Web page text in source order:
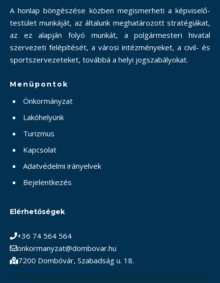
A honlap böngészése közben megismerheti a képviselő-
testület munkáját, az általunk meghatározott stratégiákat,
az ez alapján folyó munkát, a polgármesteri hivatal
szervezeti felépítését, a városi intézményeket, a civil- és
sportszervezeteket, továbbá a helyi jogszabályokat.
Menüpontok
Önkormányzat
Lakóhelyünk
Turizmus
Kapcsolat
Adatvédelmi irányelvek
Bejelentkezés
Elérhetőségek
+36 74 564 564
onkormanyzat@dombovar.hu
7200 Dombóvár, Szabadság u. 18.